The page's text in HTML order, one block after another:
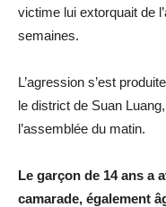
victime lui extorquait de
semaines.
L’agression s’est
le district de Suan
l’assemblée du matin.
Le garçon de 14 ans a
camarade, également